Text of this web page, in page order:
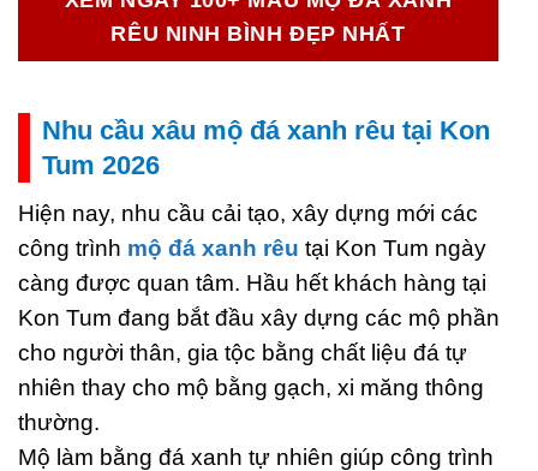
RÊU NINH BÌNH ĐẸP NHẤT
Nhu cầu xâu mộ đá xanh rêu tại Kon
Tum 2026
Hiện nay, nhu cầu cải tạo, xây dựng mới các
công trình mộ đá xanh rêu tại Kon Tum ngày
càng được quan tâm. Hầu hết khách hàng tại
Kon Tum đang bắt đầu xây dựng các mộ phần
cho người thân, gia tộc bằng chất liệu đá tự
nhiên thay cho mộ bằng gạch, xi măng thông
thường.
Mộ làm bằng đá xanh tự nhiên giúp công trình